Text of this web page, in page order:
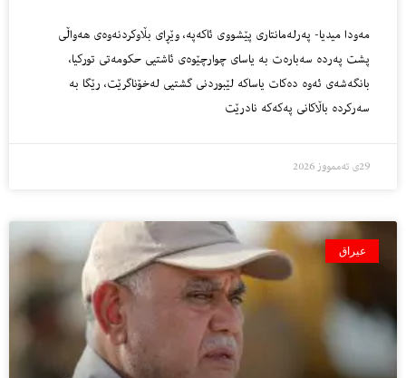
مه‌ودا میدیا- پەرلەمانتاری پێشووی ئاکەپە، وێڕای بڵاوکردنەوەی هەواڵی
پشت پەردە سەبارەت بە یاسای چوارچێوەی ئاشتیی حکومەتی تورکیا،
بانگەشەی ئەوە دەکات یاساکە لێبوردنی گشتیی لەخۆناگرێت، رێگا بە
سەرکردە باڵاکانی پەکەکە نادرێت
29ی تەممووز 2026
عیراق